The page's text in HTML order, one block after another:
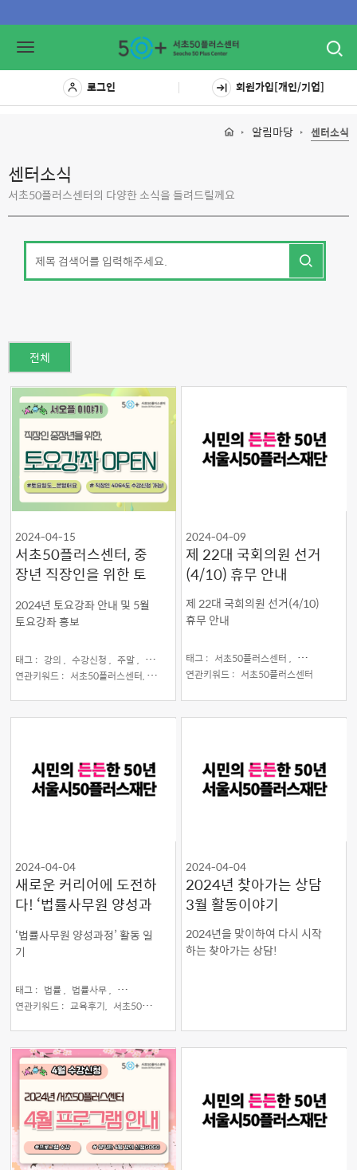
Toggle
로그인 회원가입[개인/기업]
알림마당 센터소식
센터소식
서초50플러스센터의 다양한 소식을 들려드릴께요
전체
2024-04-15
서초50플러스센터, 중
장년 직장인을 위한 토
2024년 토요강좌 안내 및 5월
토요강좌 홍보
태그 : 강의 , 수강신청 , 주말 , 토요일 ,
서초50플러스센터
연관키워드 : 서초50플러스센터, 현장교육
2024-04-09
제 22대 국회의원 선거
(4/10) 휴무 안내
제 22대 국회의원 선거(4/10)
휴무 안내
태그 : 서초50플러스센터 , 선거 ,
연관키워드 : 서초50플러스센터
2024-04-04
새로운 커리어에 도전하
다! ‘법률사무원 양성과
정’ 활동일기
‘법률사무원 양성과정’ 활동 일
기
태그 : 법률 , 법률사무 , 서초구 ,
연관키워드 : 교육후기, 서초50플러스센터,
2024-04-04
2024년 찾아가는 상담
3월 활동이야기
2024년을 맞이하여 다시 시작
하는 찾아가는 상담!